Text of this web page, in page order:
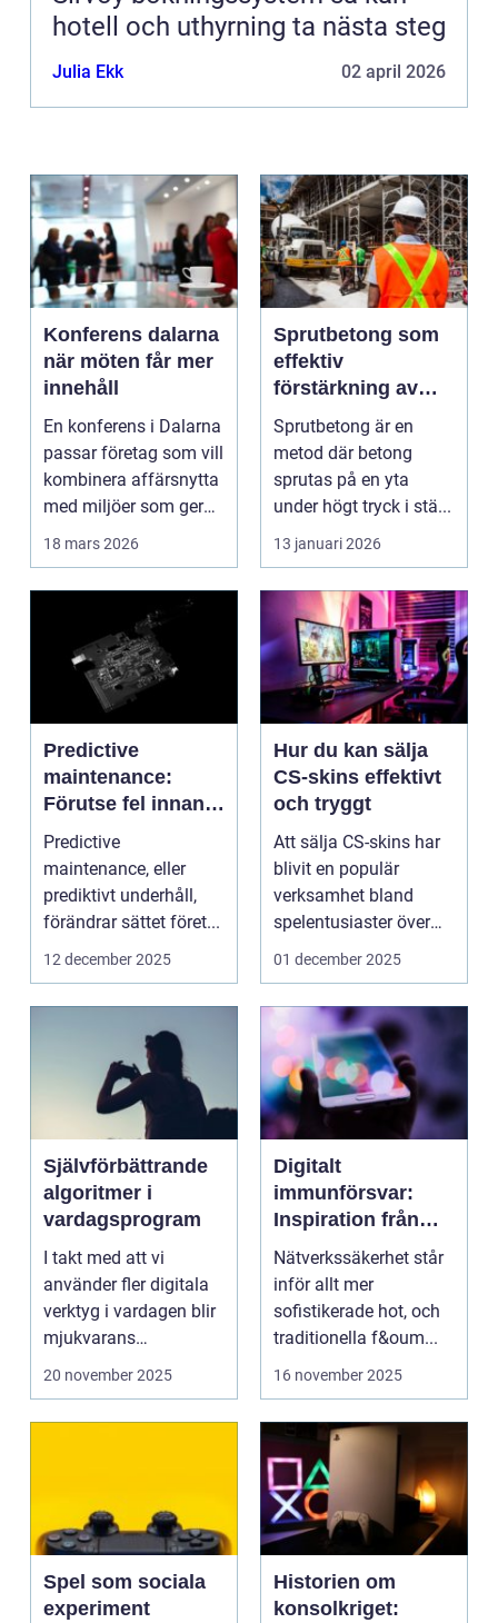
hotell och uthyrning ta nästa steg
Julia Ekk 02 april 2026
Konferens dalarna
när möten får mer
innehåll
En konferens i Dalarna
passar företag som vill
kombinera affärsnytta
med miljöer som ger
lugn, fokus...
18 mars 2026
Sprutbetong som
effektiv
förstärkning av
berg och betong
Sprutbetong är en
metod där betong
sprutas på en yta
under högt tryck i stä...
13 januari 2026
Predictive
maintenance:
Förutse fel innan
de uppstår med
hjälp av sensorer
Predictive
maintenance, eller
prediktivt underhåll,
förändrar sättet föret...
12 december 2025
Hur du kan sälja
CS-skins effektivt
och tryggt
Att sälja CS-skins har
blivit en populär
verksamhet bland
spelentusiaster över
hela v...
01 december 2025
Självförbättrande
algoritmer i
vardagsprogram
I takt med att vi
använder fler digitala
verktyg i vardagen blir
mjukvarans
anpassningsför...
20 november 2025
Digitalt
immunförsvar:
Inspiration från
biologiska system
för att stärka
nätverkssäkerhet
Nätverkssäkerhet står
inför allt mer
sofistikerade hot, och
traditionella f&oum...
16 november 2025
Spel som sociala
experiment
Historien om
konsolkriget: